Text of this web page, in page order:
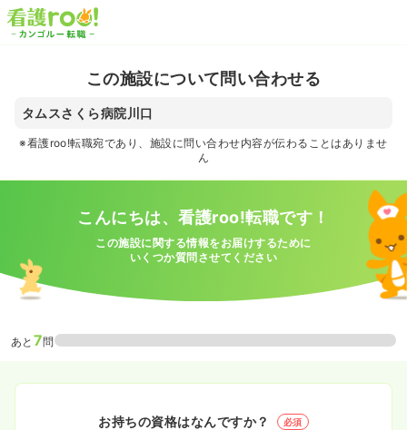
この施設について問い合わせる
タムスさくら病院川口
※看護roo!転職宛であり、施設に問い合わせ内容が伝わることはありませ
ん
こんにちは、看護roo!転職です！
この施設に関する情報をお届けするために
いくつか質問させてください
あと 7問
お持ちの資格はなんですか？ 必須